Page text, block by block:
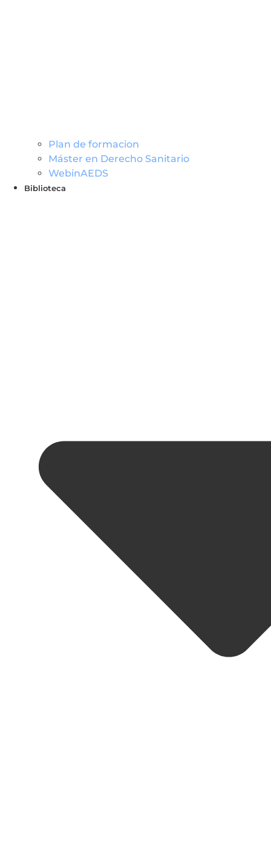
Plan de formacion
Máster en Derecho Sanitario
WebinAEDS
Biblioteca